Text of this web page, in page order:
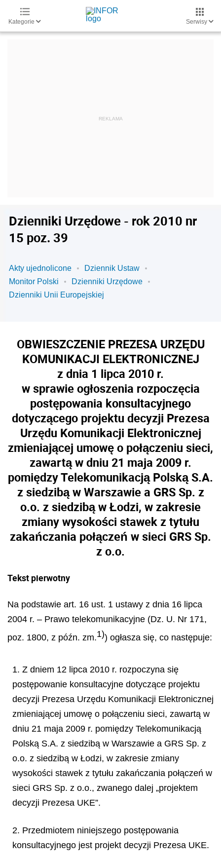
Kategorie Serwisy
Dzienniki Urzędowe - rok 2010 nr
15 poz. 39
Akty ujednolicone
Dziennik Ustaw
Monitor Polski
Dzienniki Urzędowe
Dzienniki Unii Europejskiej
OBWIESZCZENIE PREZESA URZĘDU
KOMUNIKACJI ELEKTRONICZNEJ
z dnia 1 lipca 2010 r.
w sprawie ogłoszenia rozpoczęcia
postępowania konsultacyjnego
dotyczącego projektu decyzji Prezesa
Urzędu Komunikacji Elektronicznej
zmieniającej umowę o połączeniu sieci,
zawartą w dniu 21 maja 2009 r.
pomiędzy Telekomunikacją Polską S.A.
z siedzibą w Warszawie a GRS Sp. z
o.o. z siedzibą w Łodzi, w zakresie
zmiany wysokości stawek z tytułu
zakańczania połączeń w sieci GRS Sp.
z o.o.
Tekst pierwotny
Na podstawie art. 16 ust. 1 ustawy z dnia 16 lipca
2004 r. – Prawo telekomunikacyjne (Dz. U. Nr 171,
poz. 1800, z późn. zm.1)) ogłasza się, co następuje:
1. Z dniem 12 lipca 2010 r. rozpoczyna się
postępowanie konsultacyjne dotyczące projektu
decyzji Prezesa Urzędu Komunikacji Elektronicznej
zmieniającej umowę o połączeniu sieci, zawartą w
dniu 21 maja 2009 r. pomiędzy Telekomunikacją
Polską S.A. z siedzibą w Warszawie a GRS Sp. z
o.o. z siedzibą w Łodzi, w zakresie zmiany
wysokości stawek z tytułu zakańczania połączeń w
sieci GRS Sp. z o.o., zwanego dalej „projektem
decyzji Prezesa UKE”.
2. Przedmiotem niniejszego postępowania
konsultacyjnego jest projekt decyzji Prezesa UKE.